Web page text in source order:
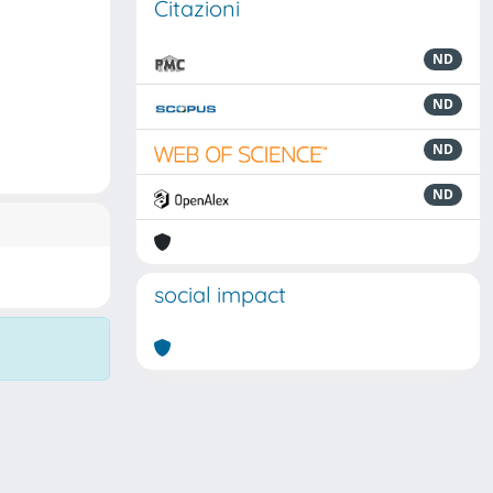
Citazioni
ND
ND
ND
ND
social impact